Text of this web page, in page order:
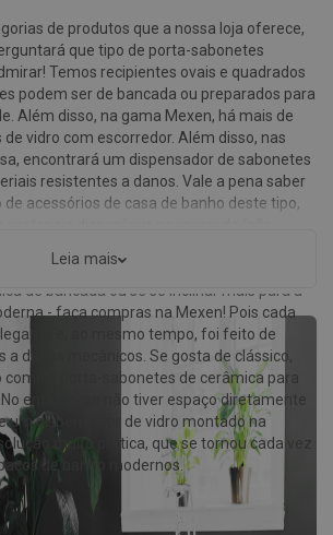
de produtos que a nossa loja oferece,
que tipo de porta-sabonetes
Temos recipientes ovais e quadrados
podem ser de bancada ou preparados para
Além disso, na gama Mexen, há mais de
vidro com escorredor. Além disso, nas
encontrará um dispensador de sabonetes
resistentes a danos. Vale a pena saber
acessórios de casa de banho deste tipo,
disponíveis no mercado (são
o seu modelo de sonho ser um porta-
de bancada ou se se inclinar mais para a
- faça compras na Mexen! Pois cada
e, ao mesmo tempo, foi feito de
a danos mecânicos. Se gosta de clássico,
o porta-sabonetes de cerâmica para
entanto, se não tiver espaço diretamente
um dispensador de vidro montado na
muito prática, que se tornou cada vez
de banho modernos.
Leia mais